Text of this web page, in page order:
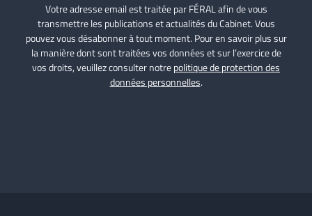
Votre adresse email est traitée par FÉRAL afin de vous
transmettre les publications et actualités du Cabinet. Vous
pouvez vous désabonner à tout moment. Pour en savoir plus sur
la manière dont sont traitées vos données et sur l’exercice de
vos droits, veuillez consulter notrepolitique de protection des
données personnelles.